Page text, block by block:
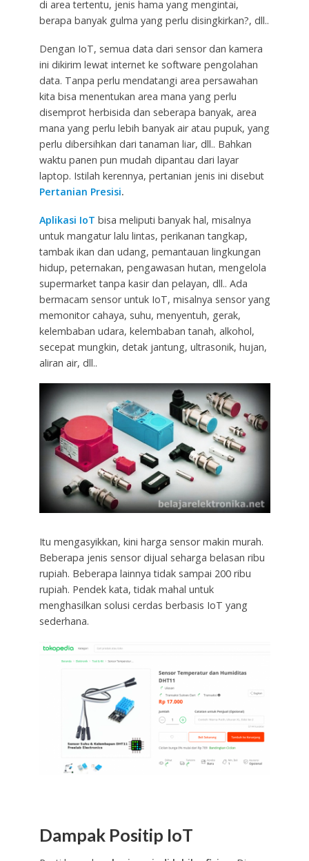
di area tertentu, jenis hama yang mengintai,
berapa banyak gulma yang perlu disingkirkan?, dll..
Dengan IoT, semua data dari sensor dan kamera
ini dikirim lewat internet ke software pengolahan
data. Tanpa perlu mendatangi area persawahan
kita bisa menentukan area mana yang perlu
disemprot herbisida dan seberapa banyak, area
mana yang perlu lebih banyak air atau pupuk, yang
perlu dibersihkan dari tanaman liar, dll.. Bahkan
waktu panen pun mudah dipantau dari layar
laptop. Istilah kerennya, pertanian jenis ini disebut
Pertanian Presisi.
Aplikasi IoT bisa meliputi banyak hal, misalnya
untuk mangatur lalu lintas, perikanan tangkap,
tambak ikan dan udang, pemantauan lingkungan
hidup, peternakan, pengawasan hutan, mengelola
supermarket tanpa kasir dan pelayan, dll.. Ada
bermacam sensor untuk IoT, misalnya sensor yang
memonitor cahaya, suhu, menyentuh, gerak,
kelembaban udara, kelembaban tanah, alkohol,
secepat mungkin, detak jantung, ultrasonik, hujan,
aliran air, dll..
Itu mengasyikkan, kini harga sensor makin murah.
Beberapa jenis sensor dijual seharga belasan ribu
rupiah. Beberapa lainnya tidak sampai 200 ribu
rupiah. Pendek kata, tidak mahal untuk
menghasilkan solusi cerdas berbasis IoT yang
sederhana.
Dampak Positip IoT